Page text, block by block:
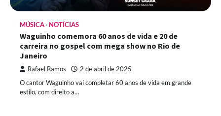
MÚSICA NOTÍCIAS
Waguinho comemora 60 anos de vida e 20 de
carreira no gospel com mega show no Rio de
Janeiro
Rafael Ramos 2 de abril de 2025
O cantor Waguinho vai completar 60 anos de vida em grande
estilo, com direito a…